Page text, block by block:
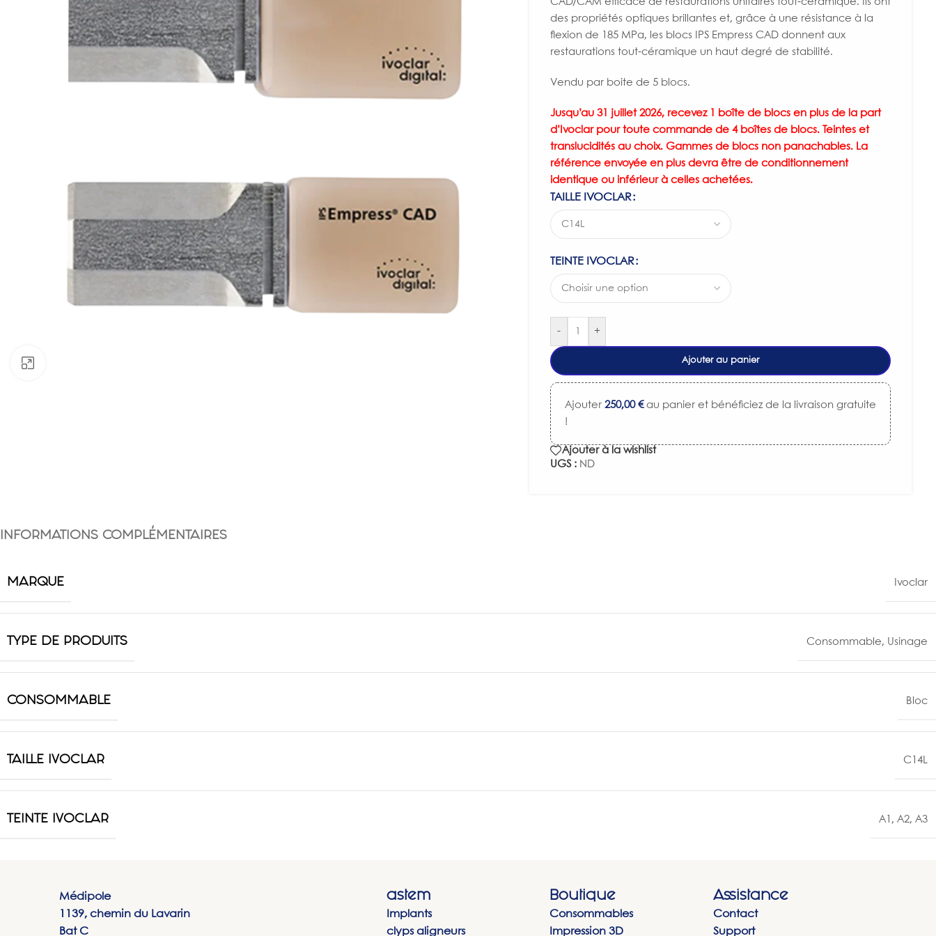
CAD/CAM efficace de restaurations unitaires tout-céramique. Ils ont
des propriétés optiques brillantes et, grâce à une résistance à la
flexion de 185 MPa, les blocs IPS Empress CAD donnent aux
restaurations tout-céramique un haut degré de stabilité.
Vendu par boite de 5 blocs.
Jusqu’au 31 juillet 2026, recevez 1 boîte de blocs en plus de la part
d’Ivoclar pour toute commande de 4 boîtes de blocs. Teintes et
translucidités au choix. Gammes de blocs non panachables. La
référence envoyée en plus devra être de conditionnement
identique ou inférieur à celles achetées.
TAILLE IVOCLAR
TEINTE IVOCLAR
- +
Ajouter au panier
Ajouter 250,00 €au panier et bénéficiez de la livraison gratuite
!
Ajouter à la wishlist
UGS : ND
INFORMATIONS COMPLÉMENTAIRES
MARQUE Ivoclar
TYPE DE PRODUITS Consommable, Usinage
CONSOMMABLE Bloc
TAILLE IVOCLAR C14L
TEINTE IVOCLAR A1 , A2, A3
Médipole
1139, chemin du Lavarin
Bat C
astem
Implants
clyps aligneurs
Boutique
Consommables
Impression 3D
Assistance
Contact
Support